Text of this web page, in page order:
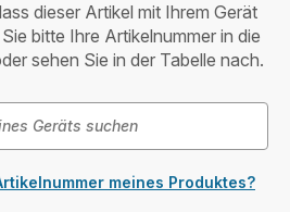
dieser Artikel mit Ihrem Gerät
bitte Ihre Artikelnummer in die
sehen Sie in der Tabelle nach.
meines Produktes?